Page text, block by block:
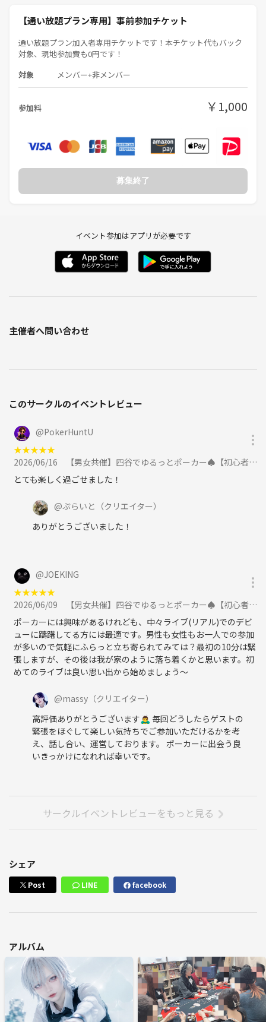
【参加費】
参加費(ENTRY)2500円
・ダブルスタック制(30000点/30000点)
再参加(RE-ENTRY)1000円
気になる方は、会場でスタッフまでお気軽に！
※システム上、現地決済0円と表記されてますが、現地決済がありま
す。
東京都新宿区四谷3-7-22 四谷三丁目ビル 5F GAME SPACE TOKYO
【注意事項】
会場掲載のプレイマナーを必ずご一読ください
プレイ批判や迷惑行為はお控えください
みんなが気持ちよく楽しめる
空間づくりにご協力お願いいたします
【通い放題プラン専用】事前参加チケット
通い放題プラン加入者専用チケットです！本チケット代もバック
対象、現地参加費も0円です！
対象 メンバー+非メンバー
参加料 ￥1,000
募集終了
イベント参加はアプリが必要です
主催者へ問い合わせ
このサークルのイベントレビュー
@PokerHuntU
★★★★★
2026/06/16
【男女共催】四谷でゆるっとポーカー♠️【初心者歓迎🔰】に参加
とても楽しく過ごせました！
@ぷらいと （クリエイター）
ありがとうございました！
@JOEKING
★★★★★
2026/06/09
【男女共催】四谷でゆるっとポーカー♠️【初心者歓迎🔰】に参加
ポーカーには興味があるけれども、中々ライブ(リアル)でのデビ
ューに躊躇してる方には最適です。男性も女性もお一人での参加
が多いので気軽にふらっと立ち寄られてみては？最初の10分は緊
張しますが、その後は我が家のように落ち着くかと思います。初
めてのライブは良い思い出から始めましょう〜
@massy （クリエイター）
高評価ありがとうございます🙇‍♂️ 毎回どうしたらゲストの
緊張をほぐして楽しい気持ちでご参加いただけるかを考
え、話し合い、運営しております。 ポーカーに出会う良
いきっかけになれれば幸いです。
サークルイベントレビューをもっと見る
シェア
Post LINE facebook
アルバム